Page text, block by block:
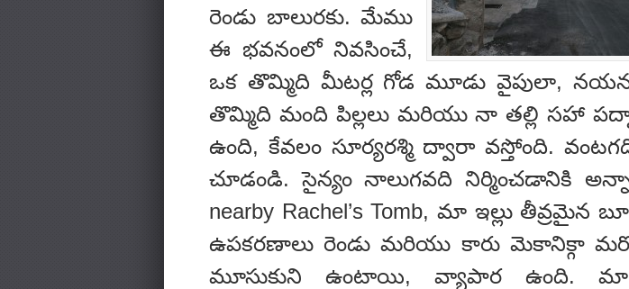
రెండు బాలురకు. మేము
ఈ భవనంలో నివసించే,
ఒక తొమ్మిది మీటర్ల గోడ మూడు వైపులా,
తొమ్మిది మంది పిల్లలు మరియు నా తల్లి సహా
ఉంది, కేవలం సూర్యరశ్మి ద్వారా వస్తోంది.
చూడండి. సైన్యం నాలుగవది నిర్మించడానికి
nearby Rachel’s Tomb, మా ఇల్లు
ఉపకరణాలు రెండు మరియు కారు మెకానిక్గా
మూసుకుని ఉంటాయి, వ్యాపార ఉంది. మా